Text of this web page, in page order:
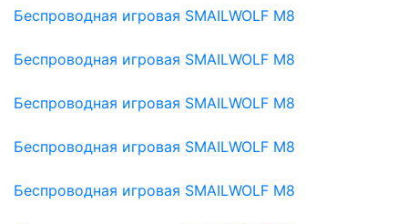
Беспроводная игровая SMAILWOLF M8
Беспроводная игровая SMAILWOLF M8
Беспроводная игровая SMAILWOLF M8
Беспроводная игровая SMAILWOLF M8
Беспроводная игровая SMAILWOLF M8